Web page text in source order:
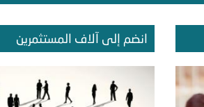
انضم إلى آلاف المستثمرين
الإعجابات الإصدقاء